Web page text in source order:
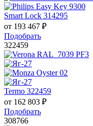
Smart Lock 314295
от 193 467 ₽
Подобрать
322459
Termo 322459
от 162 803 ₽
Подобрать
308766